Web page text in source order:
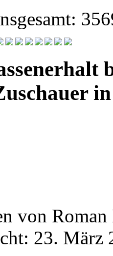
von
23. März